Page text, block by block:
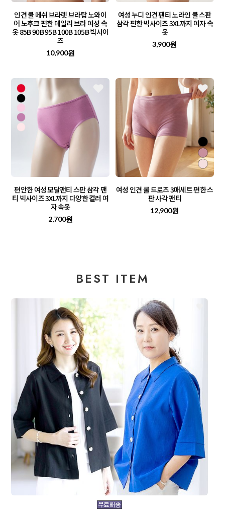
인견 쿨 메쉬 브라렛 브라탑 노와이
어 노후크 편한 데일리 브라 여성 속
옷 85B 90B 95B 100B 105B 빅사이
즈
10,900원
여성 누디 인견 팬티 노라인 쿨 스판
삼각 편한 빅사이즈 3XL까지 여자 속
옷
3,900원
편안한 여성 모달팬티 스판 삼각 팬
티 빅사이즈 3XL까지 다양한 컬러 여
자 속옷
2,700원
여성 인견 쿨 드로즈 3매세트 편한 스
판 사각 팬티
12,900원
BEST ITEM